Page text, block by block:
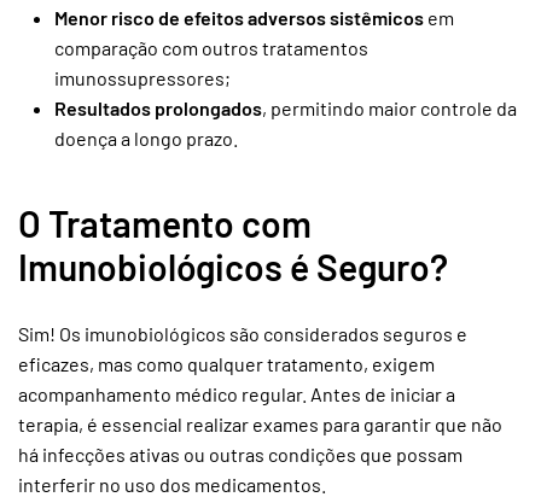
Menor risco de efeitos adversos sistêmicos em
comparação com outros tratamentos
imunossupressores;
Resultados prolongados, permitindo maior controle da
doença a longo prazo.
O Tratamento com
Imunobiológicos é Seguro?
Sim! Os imunobiológicos são considerados seguros e
eficazes, mas como qualquer tratamento, exigem
acompanhamento médico regular. Antes de iniciar a
terapia, é essencial realizar exames para garantir que não
há infecções ativas ou outras condições que possam
interferir no uso dos medicamentos.